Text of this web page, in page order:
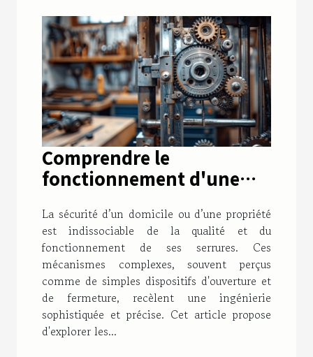
Comprendre le
fonctionnement d'une
mécanismes détaillés
pour les portes et portails
La sécurité d’un domicile ou d’une propriété
est indissociable de la qualité et du
fonctionnement de ses serrures. Ces
mécanismes complexes, souvent perçus
comme de simples dispositifs d'ouverture et
de fermeture, recèlent une ingénierie
sophistiquée et précise. Cet article propose
d'explorer les...